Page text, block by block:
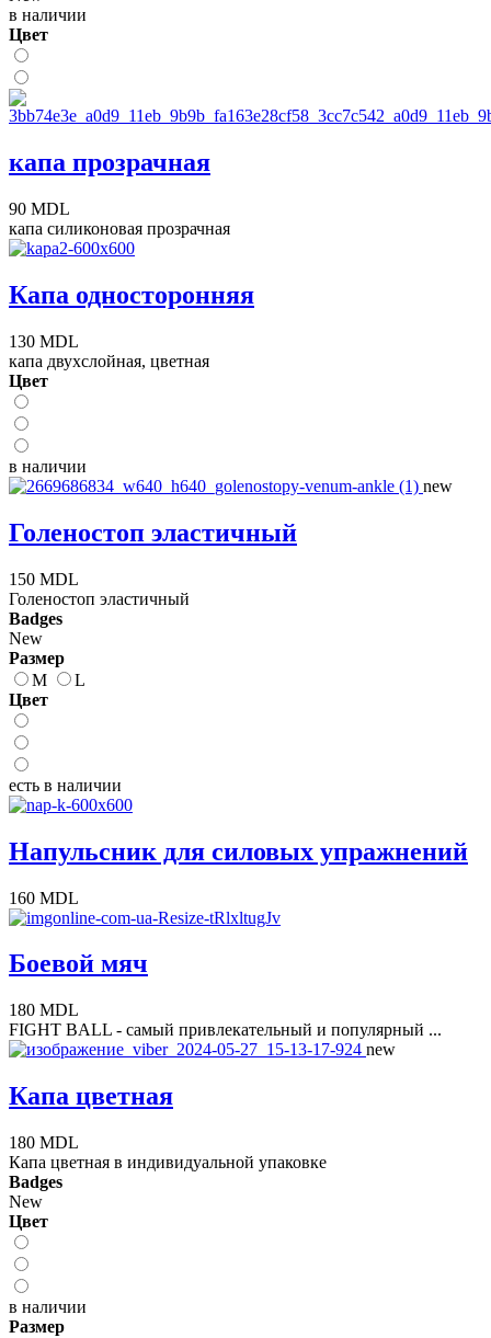
в наличии
Цвет
капа прозрачная
90 MDL
капа силиконовая прозрачная
Капа односторонняя
130 MDL
капа двухслойная, цветная
Цвет
в наличии
new
Голеностоп эластичный
150 MDL
Голеностоп эластичный
Badges
New
Размер
M
L
Цвет
есть в наличии
Напульсник для силовых упражнений
160 MDL
Боевой мяч
180 MDL
FIGHT BALL - самый привлекательный и популярный ...
new
Капа цветная
180 MDL
Капа цветная в индивидуальной упаковке
Badges
New
Цвет
в наличии
Размер